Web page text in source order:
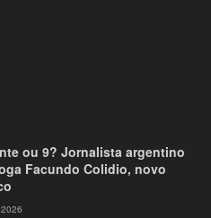
ou 9? Jornalista argentino
Facundo Colidio, novo